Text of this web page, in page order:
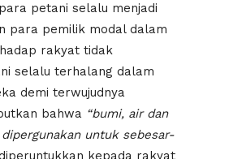
petani selalu menjadi
para pemilik modal dalam
rakyat tidak
selalu terhalang dalam
demi terwujudnya
bahwa “bumi, air dan
untuk sebesar-
kepada rakyat